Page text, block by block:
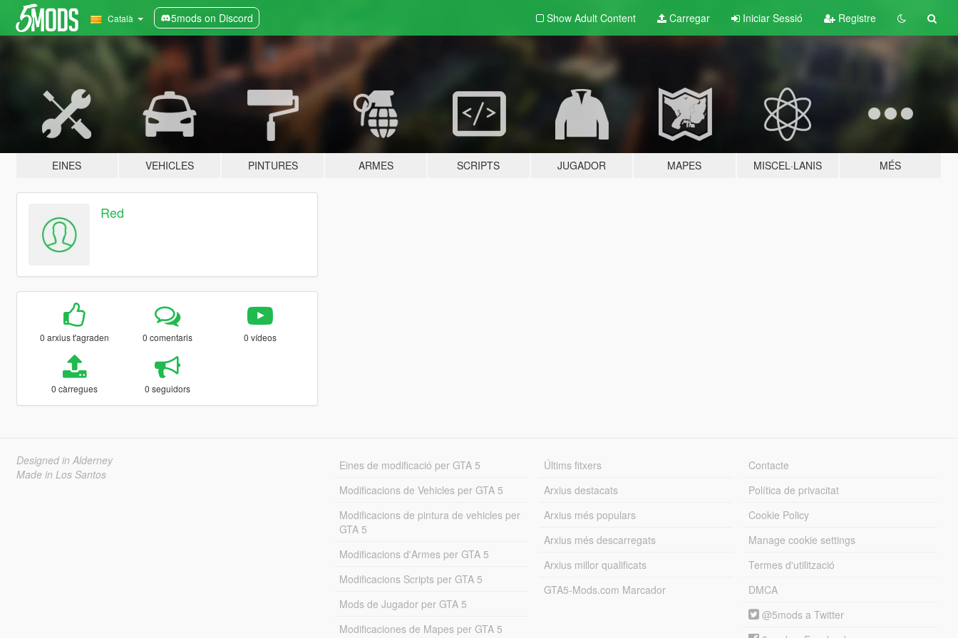
Català 5mods on Discord Show Adult Content Carregar Iniciar Sessió Registre
EINES VEHICLES PINTURES ARMES SCRIPTS JUGADOR MAPES MISCEL·LANIS MÉS
Red
0 arxius t'agraden 0 comentaris 0 vídeos
0 càrregues 0 seguidors
Designed in Alderney
Made in Los Santos
Eines de modificació per GTA 5
Modificacions de Vehicles per GTA 5
Modificacions de pintura de vehicles per
GTA 5
Modificacions d'Armes per GTA 5
Modificacions Scripts per GTA 5
Mods de Jugador per GTA 5
Modificaciones de Mapes per GTA 5
Últims fitxers
Arxius destacats
Arxius més populars
Arxius més descarregats
Arxius millor qualificats
GTA5-Mods.com Marcador
Contacte
Política de privacitat
Cookie Policy
Manage cookie settings
Termes d'utilització
DMCA
@5mods a Twitter